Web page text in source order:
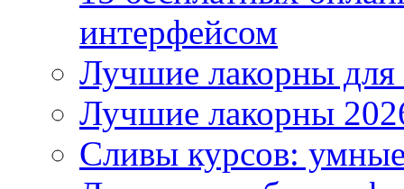
интерфейсом
Лучшие лакорны для
Лучшие лакорны
Сливы курсов: